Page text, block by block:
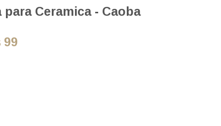
Ceramica - Caoba
99